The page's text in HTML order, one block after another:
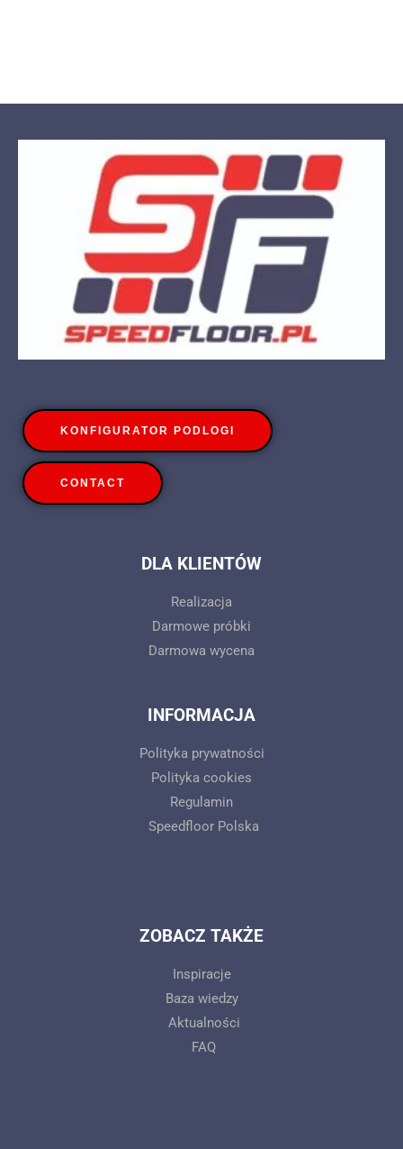
KONFIGURATOR PODLOGI
CONTACT
DLA KLIENTÓW
Realizacja
Darmowe próbki
Darmowa wycena
INFORMACJA
Polityka prywatności
Polityka cookies
Regulamin
Speedfloor Polska
ZOBACZ TAKŻE
Inspiracje
Baza wiedzy
Aktualności
FAQ